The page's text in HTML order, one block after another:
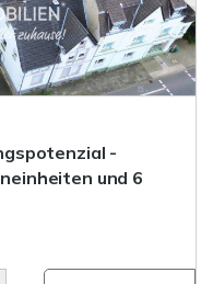
-
und 6